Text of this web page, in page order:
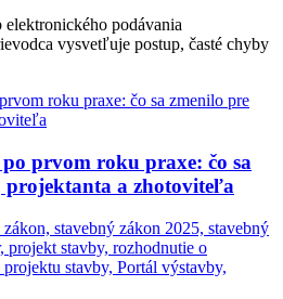
podávania
vysvetľuje postup, časté chyby
prvom roku praxe: čo sa
projektanta a zhotoviteľa
stavebný zákon 2025, stavebný
projekt stavby, rozhodnutie o
stavby, Portál výstavby,